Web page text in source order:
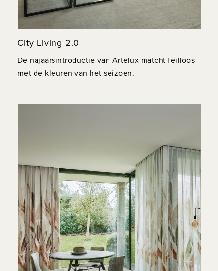
City Living 2.0
De najaarsintroductie van Artelux matcht feilloos
met de kleuren van het seizoen.